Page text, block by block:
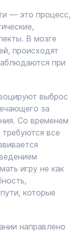
— это процесс,
В мозге
происходят
при
выброс
за
Со временем
все
игру не как
которые
направлено